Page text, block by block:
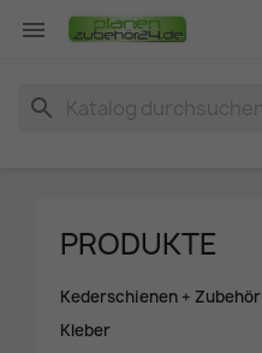

search
PRODUKTE
Kederschienen + Zubehör
Kleber